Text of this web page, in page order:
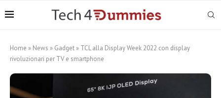
Home » News » Gadget » TCL alla Display Week 2022 con display
rivoluzionari per TV e smartphone